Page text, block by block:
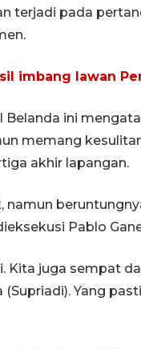
terjadi pada
imbang lawan
ini
memang
akhir lapangan.
Pablo
Kita juga sempat
Yang